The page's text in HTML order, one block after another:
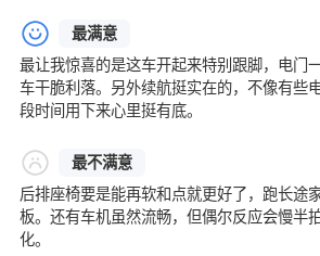
最满意
最让我惊喜的是这车开起来特别跟脚，电门
车干脆利落。另外续航挺实在的，不像有些
段时间用下来心里挺有底。
最不满意
后排座椅要是能再软和点就更好了，跑长途
板。还有车机虽然流畅，但偶尔反应会慢半
化。